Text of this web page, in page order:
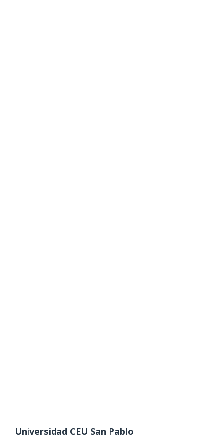
Universidad CEU San Pablo